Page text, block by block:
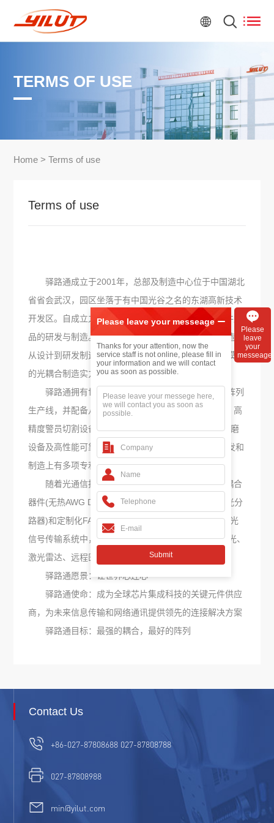
TERMS OF USE
Home >Terms of use
Terms of use
驿路通成立于2001年，总部及制造中心位于中国湖北
省省会武汉，园区坐落于有中国光谷之名的东湖高新技术
开发区。自成立之日起，驿路通一直致力于无源光器件产
品的研发与制造。经过近20年的技术创新，驿路通打造了
从设计到研发制造的FA光纤阵列技术核心，并具有规模化
的光耦合制造实力。
驿路通拥有世界先进的无源光耦合产线和FA光纤阵列
生产线，并配备八十多套自主设计的自动化耦合设备、高
精度警员切割设备、高精度V型槽切割设备、高精度研磨
设备及高性能可靠性测试设备，公司在FA光纤阵列研发和
制造上有多项专利技术。
随着光通信技术和应用的高速发展，驿路通的光耦合
器件(无热AWG DWDM, CWDM4 Mux&Demux, PLC光分
路器)和定制化FA光纤阵列已经广泛应用到各个领域的光
信号传输系统中，包括光纤到户、数据中心、5G、硅光、
激光雷达、远程医疗等。
驿路通愿景：让世界芯连心
驿路通使命：成为全球芯片集成科技的关键元件供应
商，为未来信息传输和网络通讯提供领先的连接解决方案
驿路通目标：最强的耦合，最好的阵列
Contact Us
+86-027-87808688 027-87808788
027-87808988
min@yilut.com
Please
leave
your
messeage
Please leave your messeage
Thanks for your attention, now the
service staff is not online, please fill in
your information and we will contact
you as soon as possible.